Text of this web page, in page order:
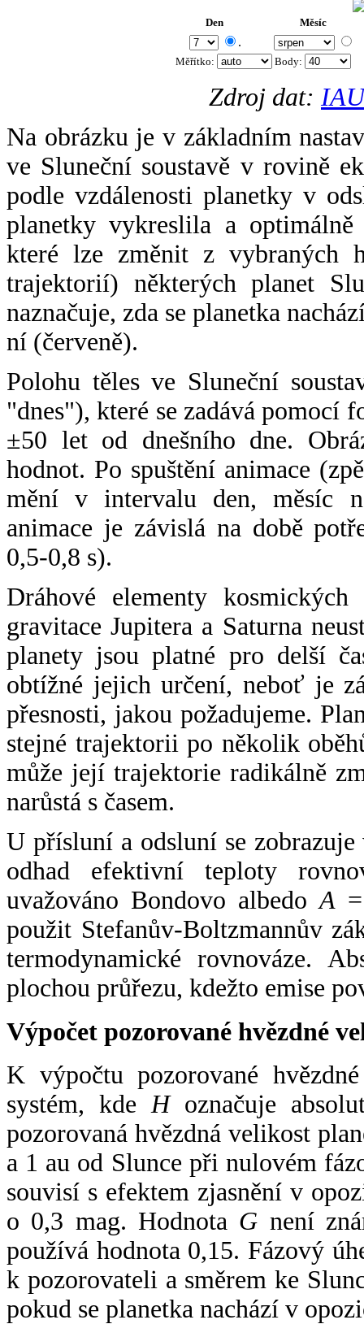
Den Měsíc
.
Měřítko: Body:
Zdroj dat:
Na obrázku je v základním
ve Sluneční soustavě v rovině
podle vzdálenosti planetky v
planetky vykreslila a
které lze změnit z vybraných
trajektorií) některých planet
naznačuje, zda se planetka
ní (červeně).
Polohu těles ve Sluneční
"dnes"), které se zadává pomocí
±50 let od dnešního dne.
hodnot. Po spuštění animace
mění v intervalu den, měsíc
animace je závislá na době
0,5-0,8 s).
Dráhové elementy
gravitace Jupitera a Saturna
planety jsou platné pro delší
obtížné jejich určení, neboť je
přesnosti, jakou požadujeme.
stejné trajektorii po několik
může její trajektorie radikálně
narůstá s časem.
U přísluní a odsluní se
odhad efektivní teploty
uvažováno Bondovo albedoA
použit Stefanův-Boltzmannův
termodynamické rovnováze.
plochou průřezu, kdežto emise
Výpočet pozorované hvězdné
K výpočtu pozorované
systém, kde Hoznačuje
pozorovaná hvězdná velikost
a 1 au od Slunce při nulovém
souvisí s efektem zjasnění v
o 0,3 mag. Hodnota G není
používá hodnota 0,15. Fázový
k pozorovateli a směrem ke
pokud se planetka nachází v